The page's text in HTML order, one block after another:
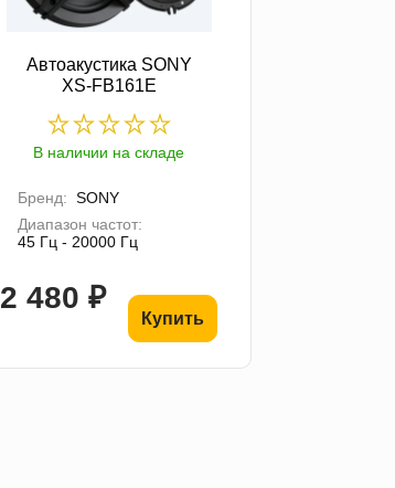
Автоакустика SONY
XS-FB161E
В наличии на складе
Бренд: SONY
Диапазон частот:
45 Гц - 20000 Гц
2 480 ₽
Купить